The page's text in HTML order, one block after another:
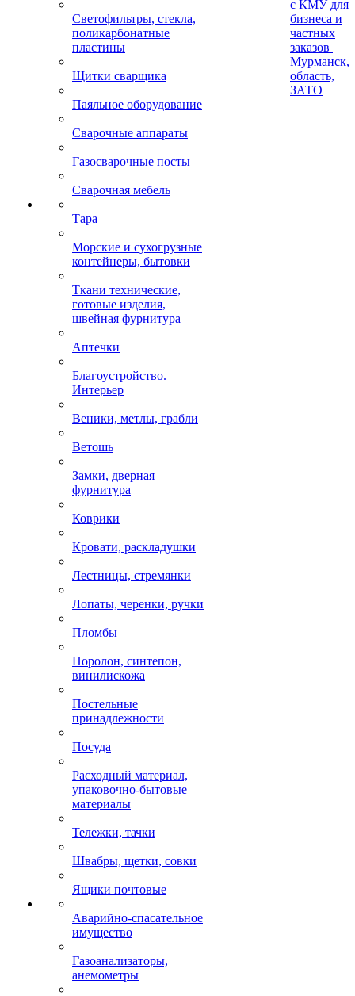
Светофильтры, стекла,
поликарбонатные
пластины
Щитки сварщика
Паяльное оборудование
Сварочные аппараты
Газосварочные посты
Сварочная мебель
Тара
Морские и сухогрузные
контейнеры, бытовки
Ткани технические,
готовые изделия,
швейная фурнитура
Аптечки
Благоустройство.
Интерьер
Веники, метлы, грабли
Ветошь
Замки, дверная
фурнитура
Коврики
Кровати, раскладушки
Лестницы, стремянки
Лопаты, черенки, ручки
Пломбы
Поролон, синтепон,
винилискожа
Постельные
принадлежности
Посуда
Расходный материал,
упаковочно-бытовые
материалы
Тележки, тачки
Швабры, щетки, совки
Ящики почтовые
Аварийно-спасательное
имущество
Газоанализаторы,
анемометры
с КМУ для
бизнеса и
частных
заказов |
Мурманск,
область,
ЗАТО